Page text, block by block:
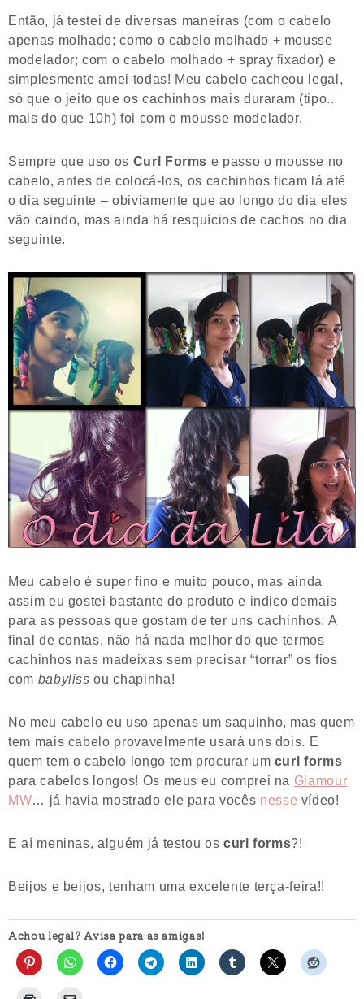
Então, já testei de diversas maneiras (com o cabelo
apenas molhado; como o cabelo molhado + mousse
modelador; com o cabelo molhado + spray fixador) e
simplesmente amei todas! Meu cabelo cacheou legal,
só que o jeito que os cachinhos mais duraram (tipo..
mais do que 10h) foi com o mousse modelador.
Sempre que uso os Curl Forms e passo o mousse no
cabelo, antes de colocá-los, os cachinhos ficam lá até
o dia seguinte – obiviamente que ao longo do dia eles
vão caindo, mas ainda há resquícios de cachos no dia
seguinte.
Meu cabelo é super fino e muito pouco, mas ainda
assim eu gostei bastante do produto e indico demais
para as pessoas que gostam de ter uns cachinhos. A
final de contas, não há nada melhor do que termos
cachinhos nas madeixas sem precisar “torrar” os fios
com babyliss ou chapinha!
No meu cabelo eu uso apenas um saquinho, mas quem
tem mais cabelo provavelmente usará uns dois. E
quem tem o cabelo longo tem procurar um curl forms
para cabelos longos! Os meus eu comprei na Glamour
MW… já havia mostrado ele para vocês nesse vídeo!
E aí meninas, alguém já testou os curl forms?!
Beijos e beijos, tenham uma excelente terça-feira!!
Achou legal? Avisa para as amigas!